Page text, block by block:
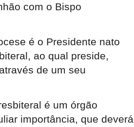
com o Bispo
é o Presidente nato
ao qual preside,
de um seu
é um órgão
importância, que deverá